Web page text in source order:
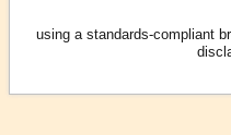
using a standards-compliant